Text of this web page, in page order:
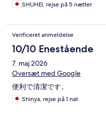
SHUHEI, rejse på 5 nætter
Verificeret anmeldelse
10/10 Enestående
7. maj 2026
Oversæt med Google
便利で清潔です。
Shinya, rejse på 1 nat